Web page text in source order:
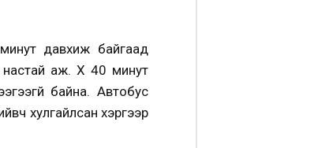
давхиж байгаад
аж. Хүү 40 минут
байна. Автобус
хулгайлсан хэргээр